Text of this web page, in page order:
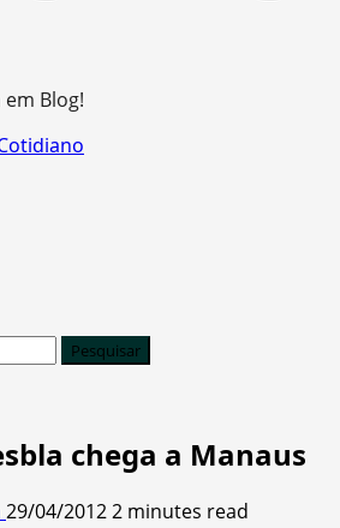
Blog!
chega a Manaus
29/04/20122 minutes read